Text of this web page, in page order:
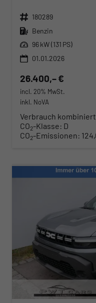
Fahrzeugnr. 180289
Kraftstoff Benzin
Leistung 96 kW (131 PS)
01.01.2026
26.400,– €
incl. 20% MwSt.
inkl. NoVA
Verbrauch
CO2-Klasse: D
CO2-Emissionen: